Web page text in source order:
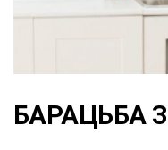
БАРАЦЬБА